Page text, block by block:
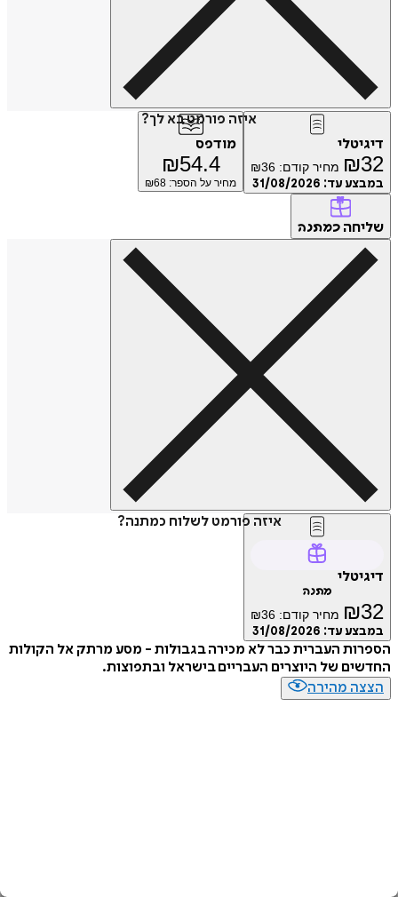
איזה פורמט בא לך?
דיגיטלי
₪32 מחיר קודם: ₪36
במבצע עד: 31/08/2026
מודפס
₪54.4
מחיר על הספר: ₪ 68
שליחה כמתנה
איזה פורמט לשלוח כמתנה?
דיגיטלי
מתנה
₪32 מחיר קודם: ₪36
במבצע עד: 31/08/2026
הספרות העברית כבר לא מכירה בגבולות - מסע מרתק אל הקולות
החדשים של היוצרים העבריים בישראל ובתפוצות.
הצצה מהירה